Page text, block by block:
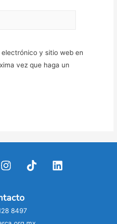
y sitio web en
vez que haga un
8497